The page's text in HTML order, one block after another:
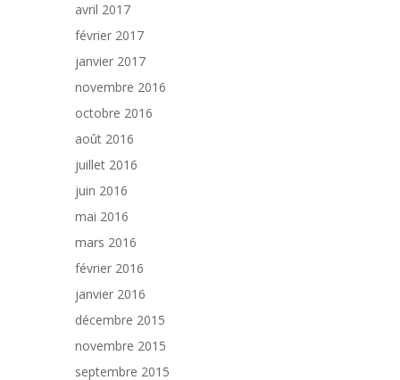
avril 2017
février 2017
janvier 2017
novembre 2016
octobre 2016
août 2016
juillet 2016
juin 2016
mai 2016
mars 2016
février 2016
janvier 2016
décembre 2015
novembre 2015
septembre 2015